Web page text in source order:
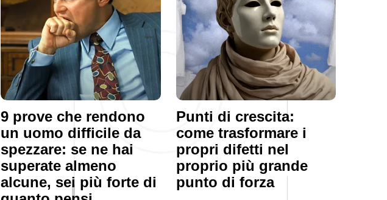
9 prove che rendono
un uomo difficile da
spezzare: se ne hai
superate almeno
alcune, sei più forte di
Punti di crescita:
come trasformare i
propri difetti nel
proprio più grande
punto di forza